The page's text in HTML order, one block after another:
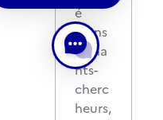
é
d'ens
eigna
nts-
cherc
heurs,